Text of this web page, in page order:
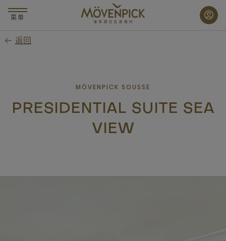
要
菜单
返回
MÖVENPICK SOUSSE
PRESIDENTIAL SUITE SEA
VIEW